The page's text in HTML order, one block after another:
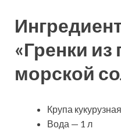
«Гренки
морской
Крупа
Вода — 1 л